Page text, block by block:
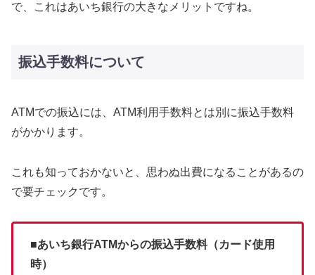
で、これはあいち銀行の大きなメリットですね。
振込手数料について
ATMでの振込には、ATM利用手数料とは別に振込手数料
がかかります。
これも知っておかないと、思わぬ出費になることがあるの
で要チェックです。
■あいち銀行ATMからの振込手数料（カード使用
時）